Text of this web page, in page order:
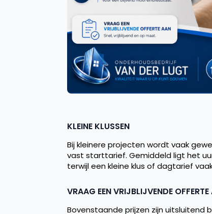
KLEINE KLUSSEN
Bij kleinere projecten wordt vaak
vast starttarief. Gemiddeld ligt het
terwijl een kleine klus of dagtarief
VRAAG EEN VRIJBLIJVENDE
Bovenstaande prijzen zijn uitsluitend